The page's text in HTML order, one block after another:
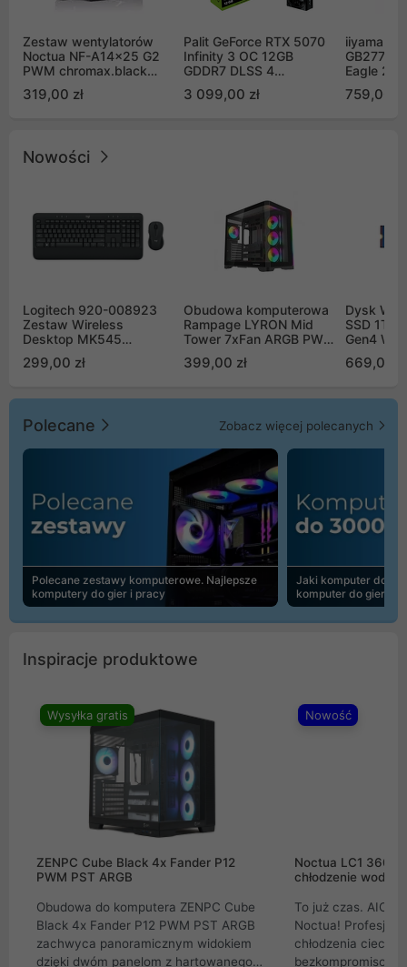
Zestaw wentylatorów
Noctua NF-A14x25 G2
PWM chromax.black
Push Pull (2szt)
319,00 zł
Palit GeForce RTX 5070
Infinity 3 OC 12GB
GDDR7 DLSS 4
GB2050S)
3 099,00 zł
iiyama G-
Eagle 27"
759,00 zł
Nowości
Logitech 920-008923
Zestaw Wireless
Desktop MK545
299,00 zł
Obudowa komputerowa
Rampage LYRON Mid
Tower 7xFan ARGB PWM
399,00 zł
Dysk WD
SSD 1TB
Gen4
669,00
Polecane Zobacz więcej polecanych
Polecane zestawy komputerowe. Najlepsze
komputery do gier i pracy
Jaki komputer do
komputer do gier |
Inspiracje produktowe
Wysyłka gratis
ZENPC Cube Black 4x Fander P12
PWM PST ARGB
Obudowa do komputera ZENPC Cube
Black 4x Fander P12 PWM PST ARGB
zachwyca panoramicznym widokiem
dzięki dwóm panelom z hartowanego
Nowość
Noctua LC1
chłodzenie wodne
To już czas. AIO
Noctua!
chłodzenia cieczą